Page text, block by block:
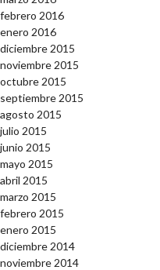
febrero 2016
enero 2016
diciembre 2015
noviembre 2015
octubre 2015
septiembre 2015
agosto 2015
julio 2015
junio 2015
mayo 2015
abril 2015
marzo 2015
febrero 2015
enero 2015
diciembre 2014
noviembre 2014